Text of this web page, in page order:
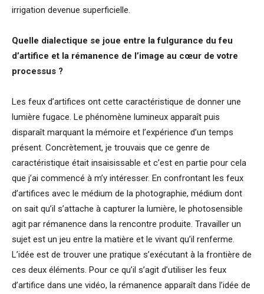
irrigation devenue superficielle.
Quelle dialectique se joue entre la fulgurance du feu
d’artifice et la rémanence de l’image au cœur de votre
processus ?
Les feux d’artifices ont cette caractéristique de donner une
lumière fugace. Le phénomène lumineux apparaît puis
disparaît marquant la mémoire et l’expérience d’un temps
présent. Concrètement, je trouvais que ce genre de
caractéristique était insaisissable et c’est en partie pour cela
que j’ai commencé à m’y intéresser. En confrontant les feux
d’artifices avec le médium de la photographie, médium dont
on sait qu’il s’attache à capturer la lumière, le photosensible
agit par rémanence dans la rencontre produite. Travailler un
sujet est un jeu entre la matière et le vivant qu’il renferme.
L’idée est de trouver une pratique s’exécutant à la frontière de
ces deux éléments. Pour ce qu’il s’agit d’utiliser les feux
d’artifice dans une vidéo, la rémanence apparaît dans l’idée de